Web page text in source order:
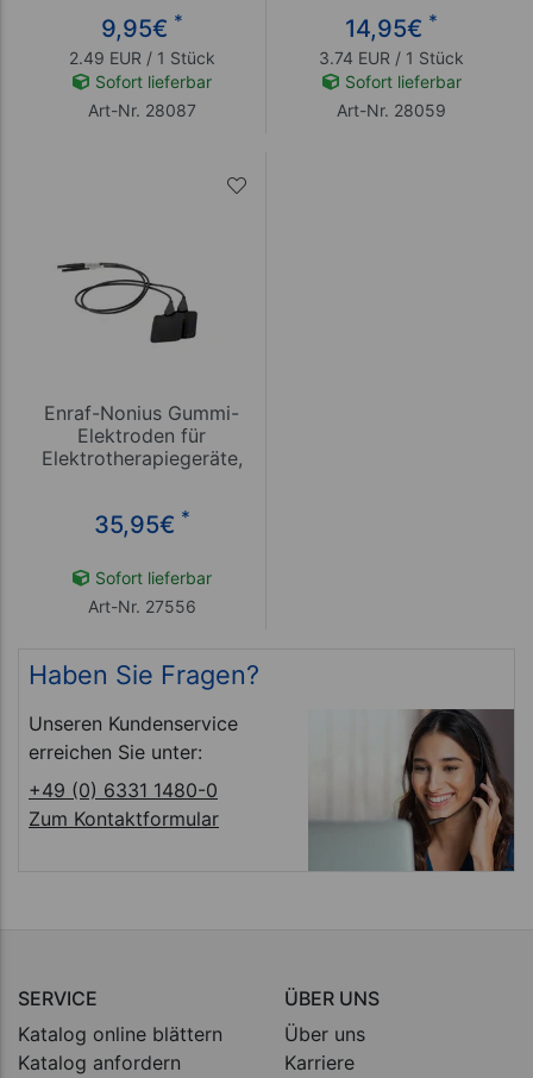
9,95€ *
2.49 EUR / 1 Stück
Sofort lieferbar
Art-Nr. 28087
14,95€ *
3.74 EUR / 1 Stück
Sofort lieferbar
Art-Nr. 28059
Enraf-Nonius Gummi-
Elektroden für
Elektrotherapiegeräte,
35,95€ *
Sofort lieferbar
Art-Nr. 27556
Haben Sie Fragen?
Unseren Kundenservice
erreichen Sie unter:
+49 (0) 6331 1480-0
Zum Kontaktformular
SERVICE
Katalog online blättern
Katalog anfordern
ÜBER UNS
Über uns
Karriere